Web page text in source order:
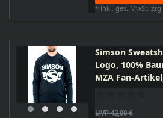
* inkl. ges. MwSt.
Simson
Logo, 100%
MZA Fan-
UVP 42,00 €